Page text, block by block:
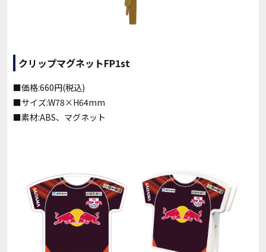
クリップマグネットFP1st
■価格:660円(税込)
■サイズ:W78×H64mm
■素材:ABS、マグネット